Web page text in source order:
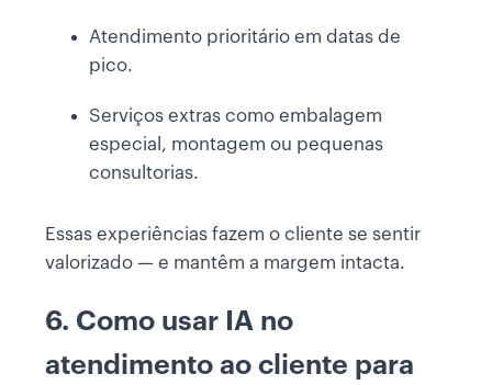
Atendimento prioritário em datas de
pico.
Serviços extras como embalagem
especial, montagem ou pequenas
consultorias.
Essas experiências fazem o cliente se sentir
valorizado — e mantêm a margem intacta.
6. Como usar IA no
atendimento ao cliente para